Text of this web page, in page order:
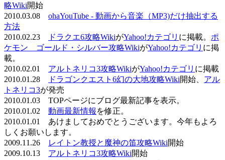
略Wiki開始
2010.03.08 ohaYouTube - 動画から音楽（MP3)だけ抽出する
方法
2010.02.23
ドラクエ6攻略WikiがYahoo!カテゴリ に掲載。 ポ
ケモン ゴールド・シルバー攻略WikiがYahoo!カテゴリ に掲
載。
2010.02.01 アルトネリコ3攻略WikiがYahoo!カテゴリ に掲載
2010.01.28
ドラゴンクエスト6幻の大地攻略Wiki開始、 アル
トネリコ3が発売
2010.01.03 TOPページにブログ最新記事を表示。
2010.01.02 動画最新情報 を修正。
2010.01.01 あけましておめでとうございます。今年もよろ
しくお願いします。
2009.11.26
レイトン教授と魔神の笛攻略Wiki開始
2009.10.13 アルトネリコ3攻略Wiki開始